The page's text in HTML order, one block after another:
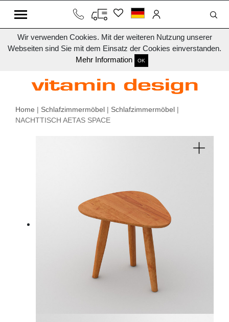
Wir verwenden Cookies. Mit der weiteren Nutzung unserer
Webseiten sind Sie mit dem Einsatz der Cookies einverstanden.
Mehr Information
OK
Home | Schlafzimmermöbel | Schlafzimmermöbel |
NACHTTISCH AETAS SPACE